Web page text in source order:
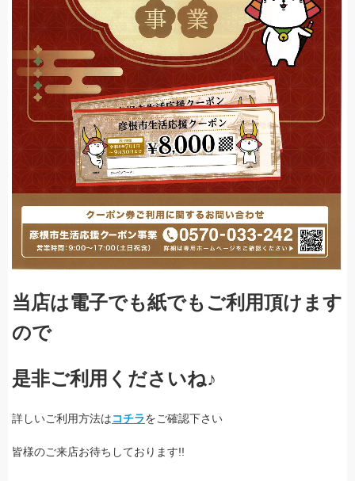
当店は電子でも紙でもご利用頂けます
ので
是非ご利用くださいね♪
詳しいご利用方法はコチラをご確認下さい
皆様のご来店お待ちしております!!